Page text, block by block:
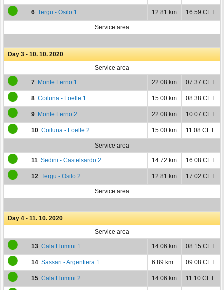
6: Tergu - Osilo 1 12.81 km 16:59 CET
Service area
Day 3 - 10. 10. 2020
Service area
7: Monte Lerno 1 22.08 km 07:37 CET
8: Coiluna - Loelle 1 15.00 km 08:38 CET
9: Monte Lerno 2 22.08 km 10:07 CET
10: Coiluna - Loelle 2 15.00 km 11:08 CET
Service area
11: Sedini - Castelsardo 2 14.72 km 16:08 CET
12: Tergu - Osilo 2 12.81 km 17:02 CET
Service area
Day 4 - 11. 10. 2020
Service area
13: Cala Flumini 1 14.06 km 08:15 CET
14: Sassari - Argentiera 1 6.89 km 09:08 CET
15: Cala Flumini 2 14.06 km 11:10 CET